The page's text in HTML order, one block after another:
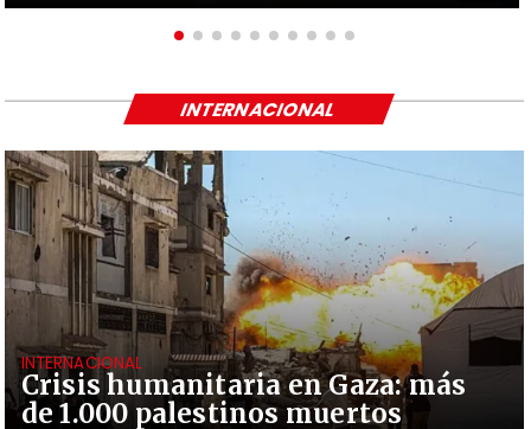
Crisis humanitaria en Gaza: más
de 1.000 palestinos muertos
INTERNACIONAL
INTERNACIONAL